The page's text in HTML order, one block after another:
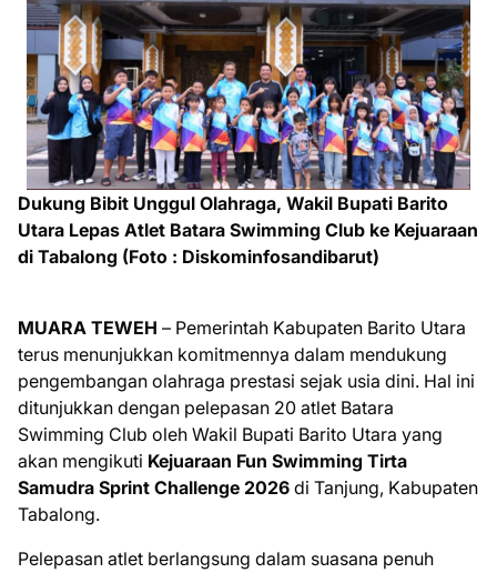
Dukung Bibit Unggul Olahraga, Wakil Bupati Barito
Utara Lepas Atlet Batara Swimming Club ke Kejuaraan
di Tabalong (Foto : Diskominfosandibarut)
MUARA TEWEH – Pemerintah Kabupaten Barito Utara
terus menunjukkan komitmennya dalam mendukung
pengembangan olahraga prestasi sejak usia dini. Hal ini
ditunjukkan dengan pelepasan 20 atlet Batara
Swimming Club oleh Wakil Bupati Barito Utara yang
akan mengikuti Kejuaraan Fun Swimming Tirta
Samudra Sprint Challenge 2026 di Tanjung, Kabupaten
Tabalong.
Pelepasan atlet berlangsung dalam suasana penuh